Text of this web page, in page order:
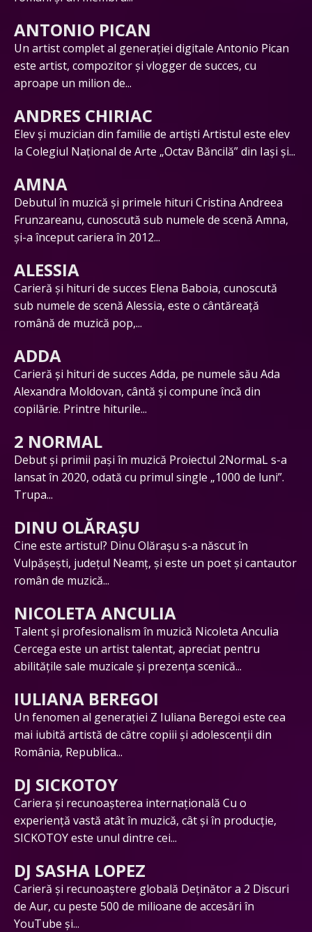
ANTONIO PICAN
Un artist complet al generației digitale Antonio Pican
este artist, compozitor și vlogger de succes, cu
aproape un milion de...
ANDRES CHIRIAC
Elev și muzician din familie de artiști Artistul este elev
la Colegiul Național de Arte „Octav Băncilă” din Iași și...
AMNA
Debutul în muzică și primele hituri Cristina Andreea
Frunzareanu, cunoscută sub numele de scenă Amna,
și-a început cariera în 2012...
ALESSIA
Carieră și hituri de succes Elena Baboia, cunoscută
sub numele de scenă Alessia, este o cântăreață
română de muzică pop,...
ADDA
Carieră și hituri de succes Adda, pe numele său Ada
Alexandra Moldovan, cântă și compune încă din
copilărie. Printre hiturile...
2 NORMAL
Debut și primii pași în muzică Proiectul 2NormaL s-a
lansat în 2020, odată cu primul single „1000 de luni”.
Trupa...
DINU OLĂRAȘU
Cine este artistul? Dinu Olărașu s-a născut în
Vulpășești, județul Neamț, și este un poet și cantautor
român de muzică...
NICOLETA ANCULIA
Talent și profesionalism în muzică Nicoleta Anculia
Cercega este un artist talentat, apreciat pentru
abilitățile sale muzicale și prezența scenică...
IULIANA BEREGOI
Un fenomen al generației Z Iuliana Beregoi este cea
mai iubită artistă de către copiii și adolescenții din
România, Republica...
DJ SICKOTOY
Cariera și recunoașterea internațională Cu o
experiență vastă atât în muzică, cât și în producție,
SICKOTOY este unul dintre cei...
DJ SASHA LOPEZ
Carieră și recunoaștere globală Deținător a 2 Discuri
de Aur, cu peste 500 de milioane de accesări în
YouTube și...